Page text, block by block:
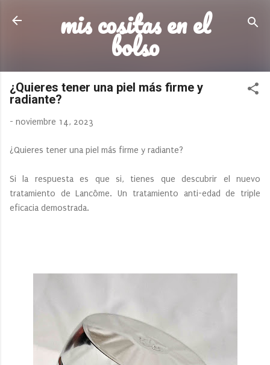
Ir al contenido principal
mis cositas en el
bolso
¿Quieres tener una piel más firme y
radiante?
- noviembre 14, 2023
¿Quieres tener una piel más firme y radiante?
Si la respuesta es que si, tienes que descubrir el nuevo
tratamiento de Lancôme. Un tratamiento anti-edad de triple
eficacia demostrada.